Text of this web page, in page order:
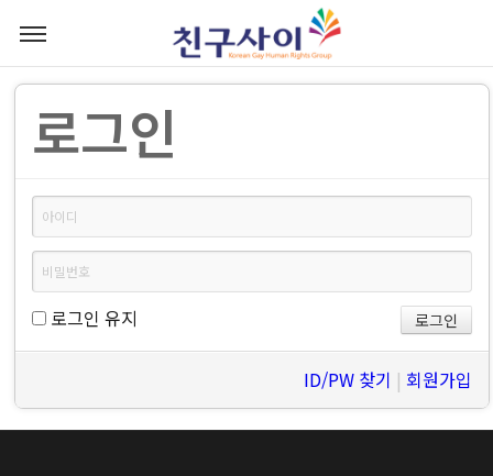
로그인
로그인 유지
ID/PW 찾기 | 회원가입